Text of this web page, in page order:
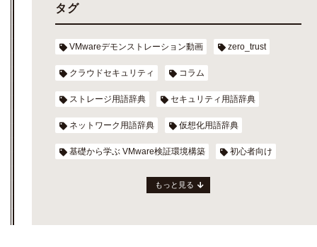
タグ
VMwareデモンストレーション動画 zero_trust
クラウドセキュリティ コラム
ストレージ用語辞典 セキュリティ用語辞典
ネットワーク用語辞典 仮想化用語辞典
基礎から学ぶ VMware検証環境構築 初心者向け
もっと見る